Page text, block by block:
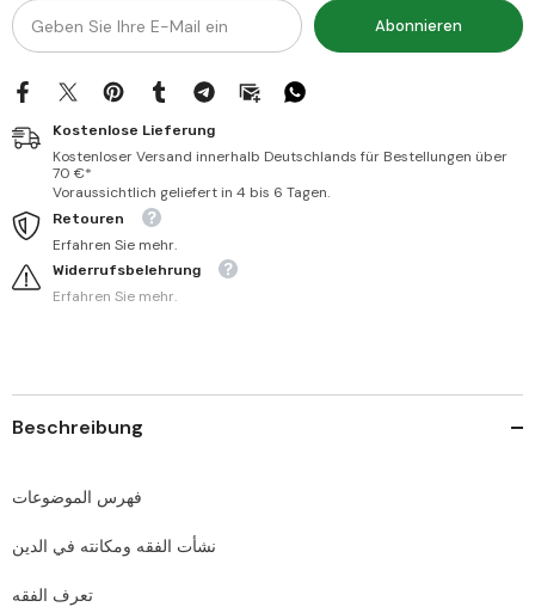
السحابة
والتابعين
السحابة
Abonnieren
Kostenlose Lieferung
Kostenloser Versand innerhalb Deutschlands für Bestellungen über
70 €*
Voraussichtlich geliefert in 4 bis 6 Tagen.
Retouren
Erfahren Sie mehr.
Widerrufsbelehrung
Erfahren Sie mehr.
Beschreibung
‏فهرس الموضوعات
‏نشأت الفقه ومكانته في الدين
‏تعرف الفقه